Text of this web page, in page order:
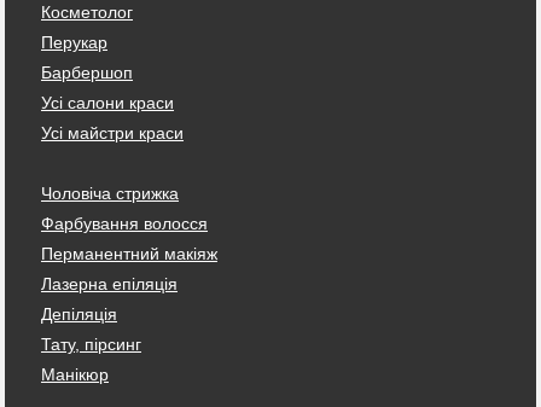
Косметолог
Перукар
Барбершоп
Усі салони краси
Усі майстри краси
Чоловіча стрижка
Фарбування волосся
Перманентний макіяж
Лазерна епіляція
Депіляція
Тату, пірсинг
Манікюр